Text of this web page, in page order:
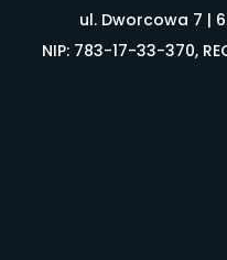
ul. Dworcowa 7 |
NIP: 783-17-33-370,